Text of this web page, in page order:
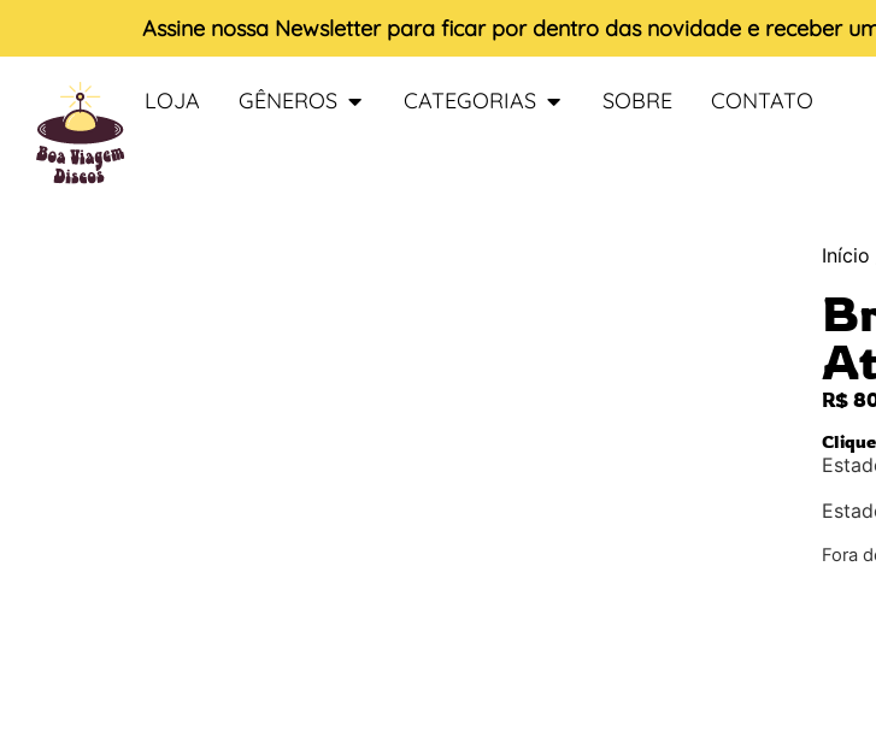
Assine nossa Newsletter para ficar por dentro das novidade e receber
LOJA GÊNEROS CATEGORIAS SOBRE CONTATO
Início
R$
Fora